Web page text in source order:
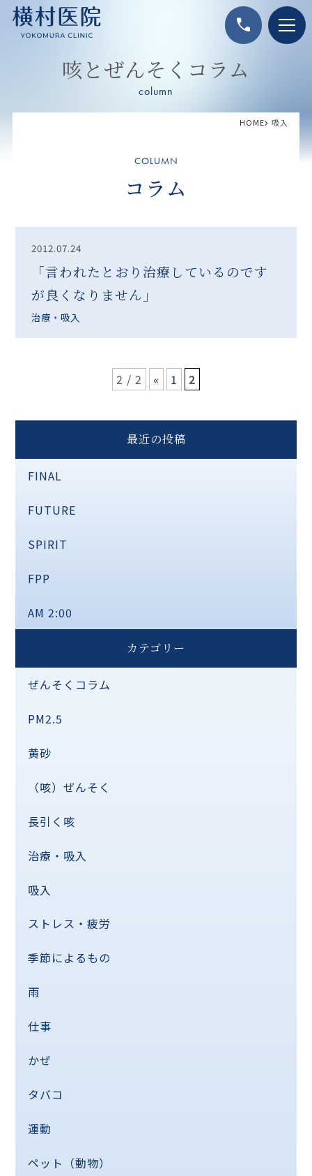
call
咳とぜんそくコラム
column
HOME 吸入
COLUMN
コラム
2012.07.24
「言われたとおり治療しているのです
が良くなりません」
治療・吸入
2 / 2 « 1 2
最近の投稿
FINAL
FUTURE
SPIRIT
FPP
AM 2:00
カテゴリー
ぜんそくコラム
PM2.5
黄砂
（咳）ぜんそく
長引く咳
治療・吸入
吸入
ストレス・疲労
季節によるもの
雨
仕事
かぜ
タバコ
運動
ペット（動物）